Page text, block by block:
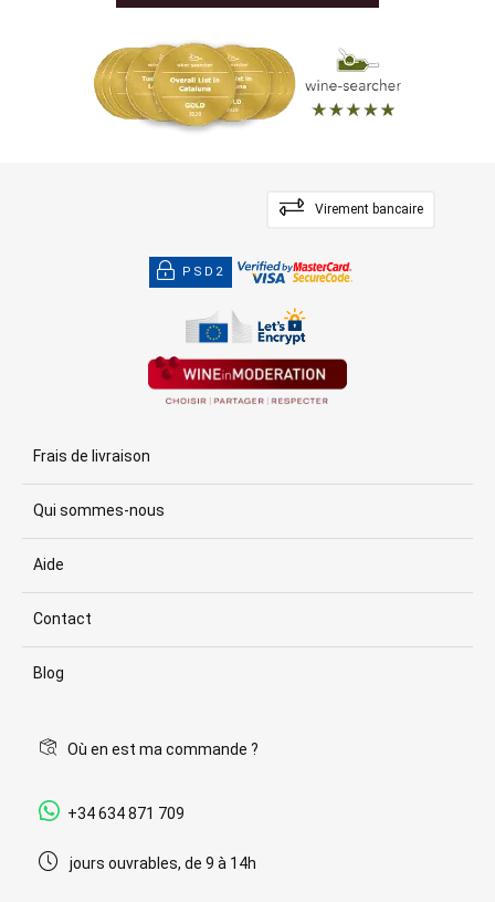
Virement bancaire
PSD2
Frais de livraison
Qui sommes-nous
Aide
Contact
Blog
Où en est ma commande ?
+34 634 871 709
jours ouvrables, de 9 à 14h